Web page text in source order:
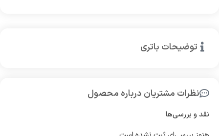
توضیحات باتری
نظرات مشتریان درباره محصول
نقد و بررسی‌ها